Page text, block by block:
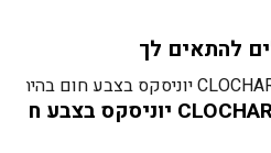
להתאים לך
כובע צמר CLOCHARD יוניסקס בצבע חום